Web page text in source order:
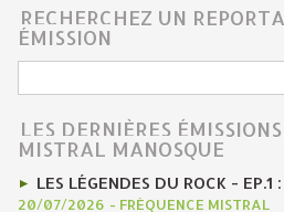
RECHERCHEZ UN
ÉMISSION
LES DERNIÈRES
MISTRAL MANOSQUE
LES LÉGENDES DU ROCK - EP.1
20/07/2026 - FRÉQUENCE MISTRAL